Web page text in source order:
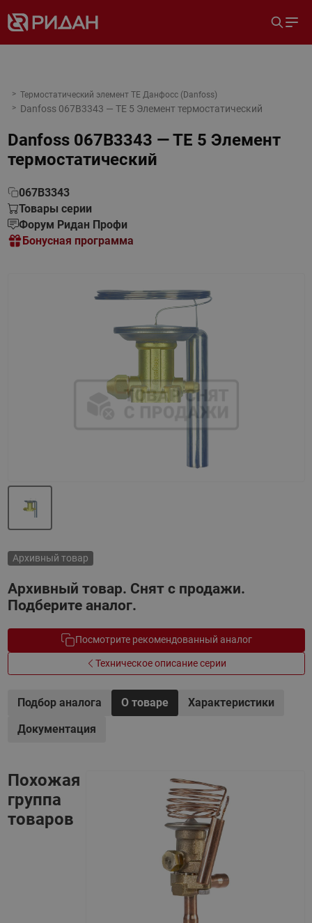
Термостатический элемент TE Данфосс (Danfoss)
Danfoss 067B3343 — TE 5 Элемент термостатический
Danfoss 067B3343 — TE 5 Элемент
термостатический
067B3343
Товары серии
Форум Ридан Профи
Бонусная программа
Архивный товар
Архивный товар. Снят с продажи.
Подберите аналог.
Посмотрите рекомендованный аналог
Техническое описание серии
Подбор аналога О товаре
Характеристики
Документация
Похожая
группа
товаров